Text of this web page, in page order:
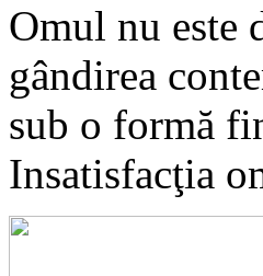
Omul nu este
gândirea
sub o formă
Insatisfacţia